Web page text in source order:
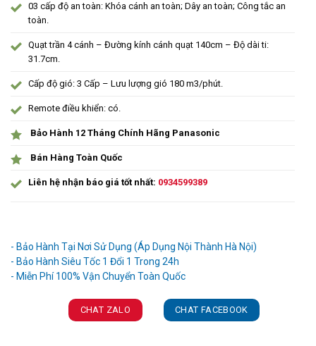
03 cấp độ an toàn: Khóa cánh an toàn; Dây an toàn; Công tắc an
toàn.
Quạt trần 4 cánh – Đường kính cánh quạt 140cm – Độ dài ti:
31.7cm.
Cấp độ gió: 3 Cấp – Lưu lượng gió 180 m3/phút.
Remote điều khiển: có.
Bảo Hành 12 Tháng Chính Hãng Panasonic
Bán Hàng Toàn Quốc
Liên hệ nhận báo giá tốt nhất: 0934599389
- Bảo Hành Tại Nơi Sử Dụng (Áp Dụng Nội Thành Hà Nội)
- Bảo Hành Siêu Tốc 1 Đổi 1 Trong 24h
CHAT ZALO CHAT FACEBOOK